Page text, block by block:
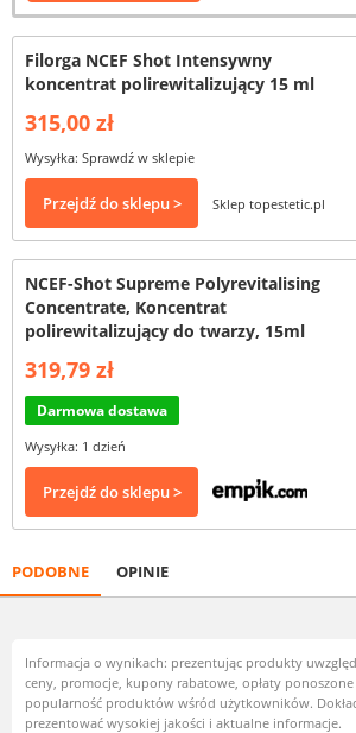
Filorga NCEF Shot Intensywny
koncentrat polirewitalizujący 15 ml
315,00 zł
Wysyłka: Sprawdź w sklepie
Przejdź do sklepu > Sklep topestetic.pl
NCEF-Shot Supreme Polyrevitalising
Concentrate, Koncentrat
polirewitalizujący do twarzy, 15ml
319,79 zł
Darmowa dostawa
Wysyłka: 1 dzień
Przejdź do sklepu >
PODOBNE OPINIE
Informacja o wynikach: prezentując produkty
ceny, promocje, kupony rabatowe, opłaty
popularność produktów wśród użytkowników.
prezentować wysokiej jakości i aktualne informacje.